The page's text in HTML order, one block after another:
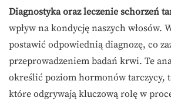
Diagnostyka oraz leczenie schorzeń
wpływ na kondycję naszych włosów.
postawić odpowiednią diagnozę, co
przeprowadzeniem badań krwi. Te
określić poziom hormonów tarczycy,
które odgrywają kluczową rolę w